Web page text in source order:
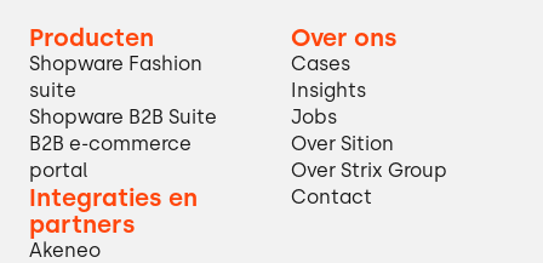
Producten
Shopware Fashion
suite
Shopware B2B Suite
B2B e-commerce
portal
Integraties en
partners
Akeneo
Over ons
Cases
Insights
Jobs
Over Sition
Over Strix Group
Contact